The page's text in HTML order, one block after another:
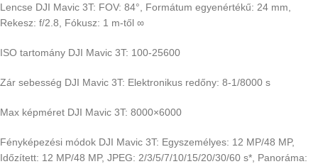
Lencse DJI Mavic 3T: FOV: 84°, Formátum egyenértékű: 24 mm,
Rekesz: f/2.8, Fókusz: 1 m-től ∞
ISO tartomány DJI Mavic 3T: 100-25600
Zár sebesség DJI Mavic 3T: Elektronikus redőny: 8-1/8000 s
Max képméret DJI Mavic 3T: 8000×6000
Fényképezési módok DJI Mavic 3T: Egyszemélyes: 12 MP/48 MP,
Időzített: 12 MP/48 MP, JPEG: 2/3/5/7/10/15/20/30/60 s*, Panoráma: